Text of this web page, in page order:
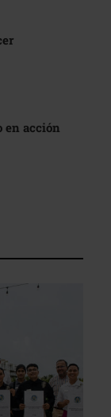
en acción